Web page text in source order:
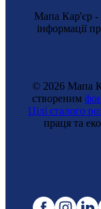
Мапа Кар'єр -
інформації
© 2026 Мапа
створеним
Цілі сталого
праця та